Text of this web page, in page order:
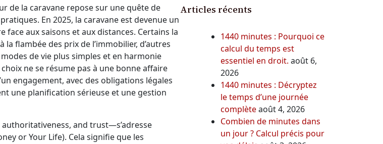
de la caravane repose sur une quête de
En 2025, la caravane est devenue un
aux saisons et aux distances. Certains la
flambée des prix de l’immobilier, d’autres
de vie plus simples et en harmonie
ne se résume pas à une bonne affaire
engagement, avec des obligations légales
une planification sérieuse et une gestion
authoritativeness, and trust—s’adresse
or Your Life). Cela signifie que les
Articles récents
1440 minutes : Pourquoi ce
calcul du temps est
essentiel en droit. août 6,
2026
1440 minutes : Décryptez
le temps d’une journée
complète août 4, 2026
Combien de minutes dans
un jour ? Calcul précis pour